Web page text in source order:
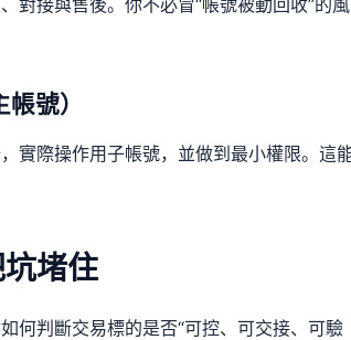
對接與售後。你不必冒“帳號被動回收”的風
號）
實際操作用子帳號，並做到最小權限。這
堵住
何判斷交易標的是否“可控、可交接、可驗